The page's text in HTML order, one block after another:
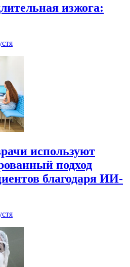
изжога:
используют
подход
благодаря ИИ-